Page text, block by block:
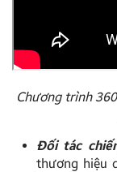
Chương trình
Đối tác
thương hiệu